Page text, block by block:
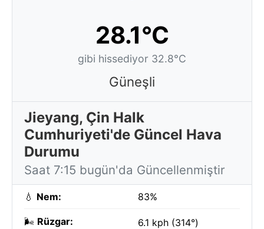
28.1°C
gibi hissediyor 32.8°C
Güneşli
Jieyang, Çin Halk
Cumhuriyeti'de Güncel Hava
Durumu
Saat 7:15 bugün'da Güncellenmiştir
💧 Nem: 83%
🌬️ Rüzgar: 6.1 kph (314°)